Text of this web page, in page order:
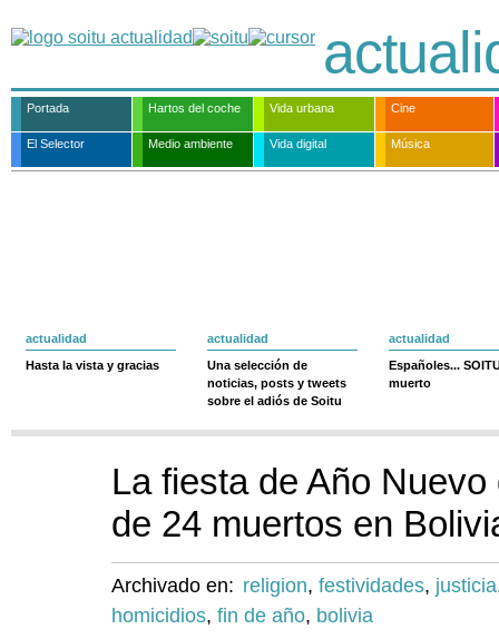
Portada Hartos del coche Vida urbana Cine
El Selector Medio ambiente Vida digital Música
actualidad
Hasta la vista y gracias
actualidad
Una selección de
noticias, posts y tweets
sobre el adiós de Soitu
actualidad
Españoles...
muerto
La fiesta de Año
de 24 muertos en
Archivado en: religion, festividades, justicia
homicidios, fin de año, bolivia